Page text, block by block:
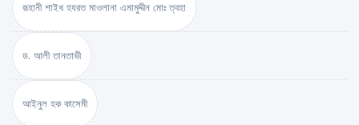
রূহানী শাইখ হযরত মাওলানা এমামুদ্দীন মোঃ ত্বহা
ড. আলী তানতাভী
আইনুল হক কাসেমী